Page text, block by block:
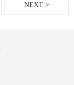
NEXT >